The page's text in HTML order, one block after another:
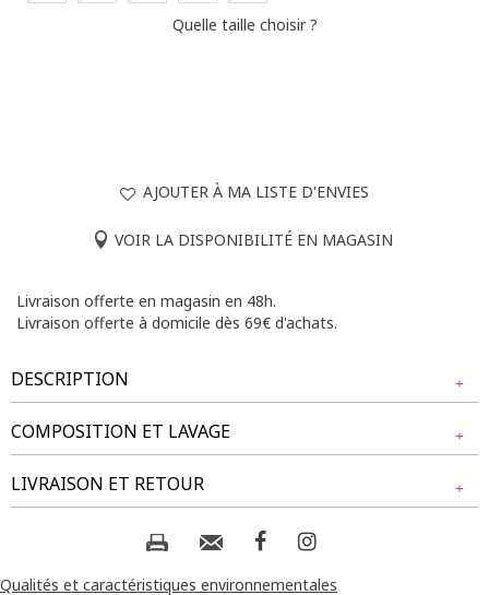
Quelle taille choisir ?
AJOUTER À MA LISTE D'ENVIES
VOIR LA DISPONIBILITÉ EN MAGASIN
Livraison offerte en magasin en 48h.
Livraison offerte à domicile dès 69€ d'achats.
DESCRIPTION
Pantalon large avec boutons. Coupe droite confortable.
Coloris uni. Matière extensible. Découpe verticale au milieu
des jambes devant. 2 rangées de 2 bandes ornées d'un
bouton sous la taille devant. Taille élastiquée. Passants pour
ceinture. Coutures discrètes ton sur ton en finition du
COMPOSITION ET LAVAGE
Tissu principal : 96% POLYESTER, 4% ELASTHANE
Composition et lavage :
LIVRAISON ET RETOUR
NOS MODES DE LIVRAISON
Livraison Magasin :
Qualités et caractéristiques environnementales